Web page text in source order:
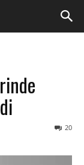
20